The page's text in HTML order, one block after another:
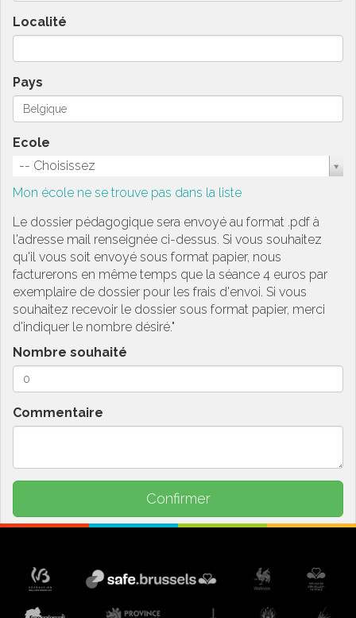
Localité
Pays
Ecole
-- Choisissez
Mon école ne se trouve pas dans la liste
Le dossier pédagogique sera envoyé au format .pdf à
l'adresse mail renseignée ci-dessus. Si vous souhaitez
qu'il vous soit envoyé sous format papier, nous
facturerons en même temps que la séance 4 euros par
exemplaire de dossier pour les frais d'envoi. Si vous
souhaitez recevoir le dossier sous format papier, merci
d'indiquer le nombre désiré."
Nombre souhaité
Commentaire
Confirmer